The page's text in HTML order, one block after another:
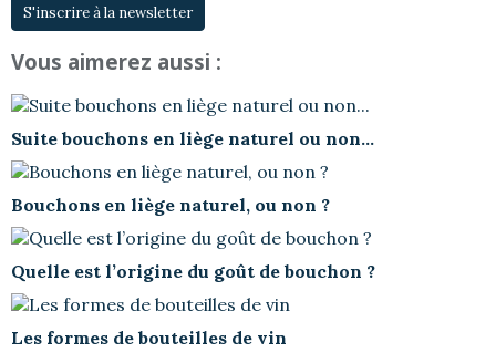
S'inscrire à la newsletter
Vous aimerez aussi :
Suite bouchons en liège naturel ou non...
Bouchons en liège naturel, ou non ?
Quelle est l’origine du goût de bouchon ?
Les formes de bouteilles de vin